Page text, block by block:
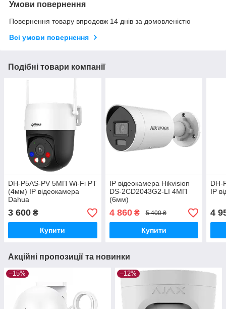
Умови повернення
Повернення товару впродовж 14 днів за домовленістю
Всі умови повернення
Подібні товари компанії
DH-P5AS-PV 5МП Wi-Fi PT
(4мм) IP відеокамера
Dahua
3 600 ₴
Купити
IP відеокамера Hikvision
DS-2CD2043G2-LI 4МП
(6мм)
4 860₴ 5 400 ₴
Купити
DH-
IP
4
Акційні пропозиції та новинки
–15% –12%